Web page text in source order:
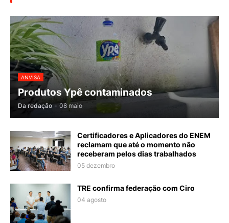
ANVISA
Produtos Ypê contaminados
Da redação - 08 maio
Certificadores e Aplicadores do ENEM
reclamam que até o momento não
receberam pelos dias trabalhados
05 dezembro
TRE confirma federação com Ciro
04 agosto